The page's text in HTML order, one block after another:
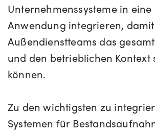
Unternehmenssysteme in
Anwendung integrieren,
Außendienstteams das
und den betrieblichen Kontext
können.
Zu den wichtigsten zu
Systemen für